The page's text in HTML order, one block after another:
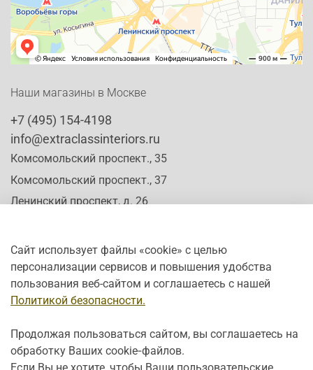
Наши магазины в Москве
+7 (495) 154-4198
info@extraclassinteriors.ru
Комсомольский проспект., 35
Комсомольский проспект., 37
Ленинский проспект, д. 26
Время работы:
Пн-Сб: c 10:00 - 20:00
Вс: с 12:00 - 19:00
Сайт использует файлы «cookie» с целью
персонализации сервисов и повышения удобства
пользования веб-сайтом и соглашаетесь с нашей
Политикой безопасности.
Продолжая пользоваться сайтом, вы соглашаетесь на
обработку Ваших cookie‑файлов.